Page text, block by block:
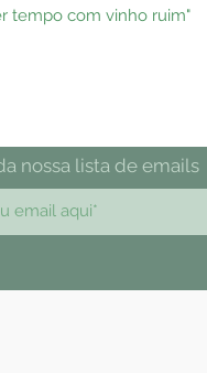
tempo com vinho ruim"
nossa lista de emails